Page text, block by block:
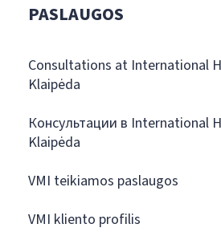
PASLAUGOS
Consultations at International
Klaipėda
Консультации в International
Klaipėda
VMI teikiamos paslaugos
VMI kliento profilis